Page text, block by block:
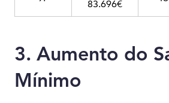
83.696€
3. Aumento do
Mínimo